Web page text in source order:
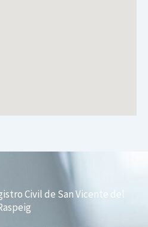
Civil de San Vicente del